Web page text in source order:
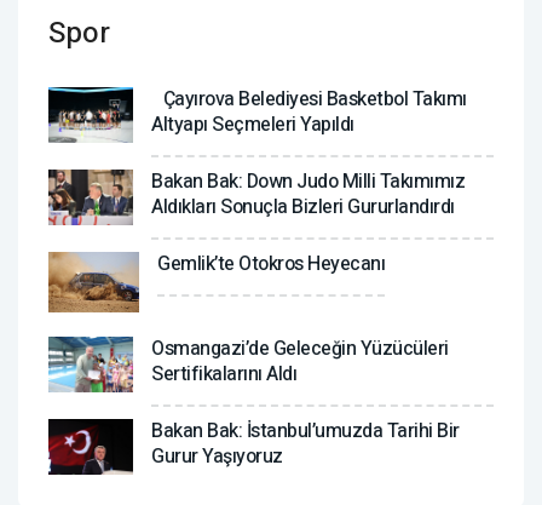
Spor
Çayırova Belediyesi Basketbol Takımı
Altyapı Seçmeleri Yapıldı
Bakan Bak: Down Judo Milli Takımımız
Aldıkları Sonuçla Bizleri Gururlandırdı
Gemlik’te Otokros Heyecanı
Osmangazi’de Geleceğin Yüzücüleri
Sertifikalarını Aldı
Bakan Bak: İstanbul’umuzda Tarihi Bir
Gurur Yaşıyoruz